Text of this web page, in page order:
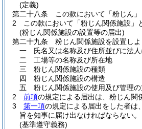
(定義)
第二十八条
この款において「粉じん
2
この款において「粉じん関係施設」
(粉じん関係施設の設置等の届出)
第二十九条
粉じん関係施設を設置し
一
氏名又は名称及び住所並びに法
二
工場等の名称及び所在地
三
粉じん関係施設の種類
四
粉じん関係施設の構造
五
粉じん関係施設の使用及び管理
2
前項の規定による届出は、粉じん関
3
第一項の規定による届出をした者は
旨を知事に届け出なければならない。
(基準遵守義務)